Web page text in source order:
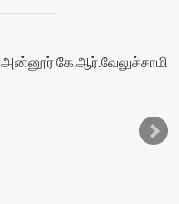
அன்னூர் கே.ஆர்.வேலுச்சாமி